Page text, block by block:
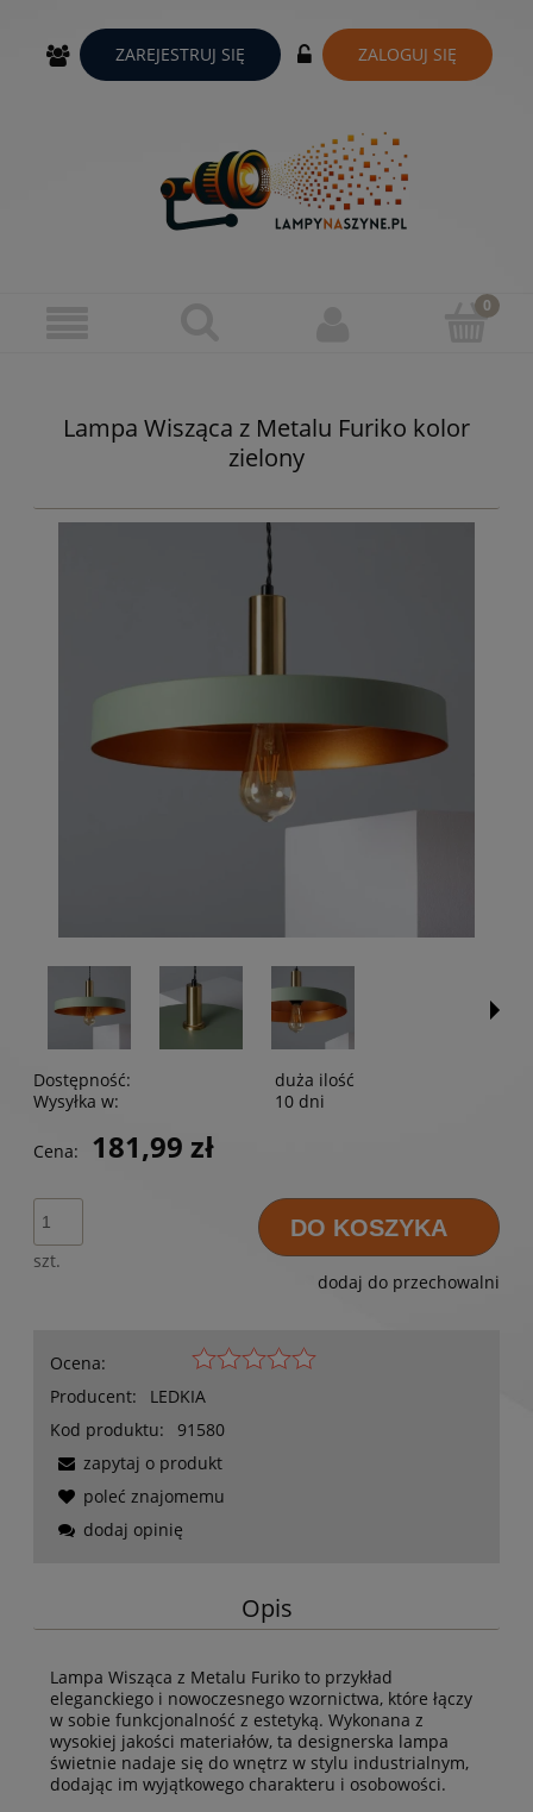
ZAREJESTRUJ SIĘ ZALOGUJ SIĘ
Lampa Wisząca z Metalu Furiko kolor
zielony
Dostępność:
duża ilość
Wysyłka w:
10 dni
Cena: 181,99 zł
szt.
DO KOSZYKA
dodaj do przechowalni
Ocena:
Producent:
LEDKIA
Kod produktu:
91580
zapytaj o produkt
poleć znajomemu
dodaj opinię
Opis
Lampa Wisząca z Metalu Furiko to przykład
eleganckiego i nowoczesnego wzornictwa, które łączy
w sobie funkcjonalność z estetyką. Wykonana z
wysokiej jakości materiałów, ta designerska lampa
świetnie nadaje się do wnętrz w stylu industrialnym,
dodając im wyjątkowego charakteru i osobowości.